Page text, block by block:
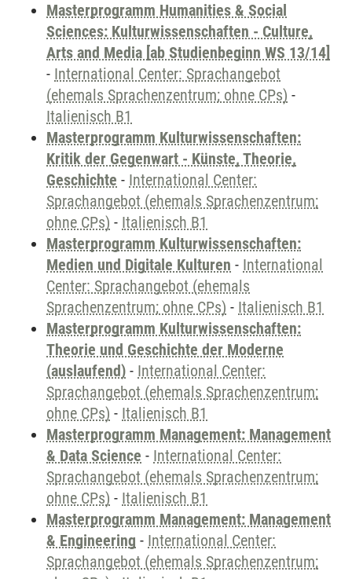
Masterprogramm Humanities & Social
Sciences: Kulturwissenschaften - Culture,
Arts and Media [ab Studienbeginn WS 13/14]
- International Center: Sprachangebot
(ehemals Sprachenzentrum; ohne CPs) -
Italienisch B1
Masterprogramm Kulturwissenschaften:
Kritik der Gegenwart - Künste, Theorie,
Geschichte - International Center:
Sprachangebot (ehemals Sprachenzentrum;
ohne CPs) - Italienisch B1
Masterprogramm Kulturwissenschaften:
Medien und Digitale Kulturen - International
Center: Sprachangebot (ehemals
Sprachenzentrum; ohne CPs) - Italienisch B1
Masterprogramm Kulturwissenschaften:
Theorie und Geschichte der Moderne
(auslaufend) - International Center:
Sprachangebot (ehemals Sprachenzentrum;
ohne CPs) - Italienisch B1
Masterprogramm Management: Management
& Data Science - International Center:
Sprachangebot (ehemals Sprachenzentrum;
ohne CPs) - Italienisch B1
Masterprogramm Management: Management
& Engineering - International Center:
Sprachangebot (ehemals Sprachenzentrum;